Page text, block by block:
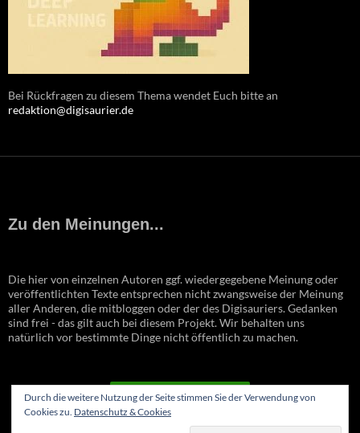
Bei Rückfragen zu diesem Thema wendet Euch bitte an
redaktion@digisaurier.de
Zu den Meinungen...
Die hier von einzelnen Autoren ggf. wiedergegebene Meinung oder
veröffentlichten Texte entsprechen nicht zwangsweise der Meinung
aller Anderen, die mitbloggen oder der des Digisauriers. Gedanken
sind frei - das gilt auch bei diesem Projekt. Wir behalten uns
natürlich vor bestimmte Dinge nicht öffentlich zu machen.
VERTRAG WIDERRUFEN
Durch die weitere Nutzung der Seite stimmen Sie der Verwendung von
Cookies zu. Datenschutz & Cookies